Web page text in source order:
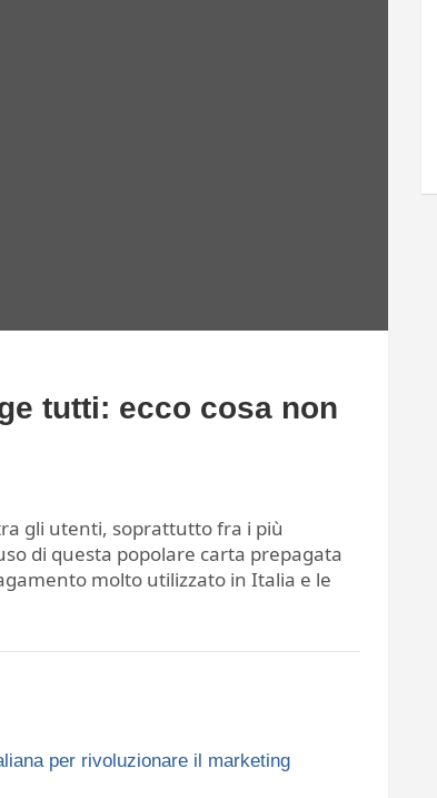
tutti: ecco cosa non
gli utenti, soprattutto fra i più
di questa popolare carta prepagata
molto utilizzato in Italia e le
per rivoluzionare il marketing